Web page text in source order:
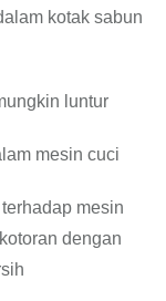
kotak sabun
luntur
mesin cuci
mesin
dengan